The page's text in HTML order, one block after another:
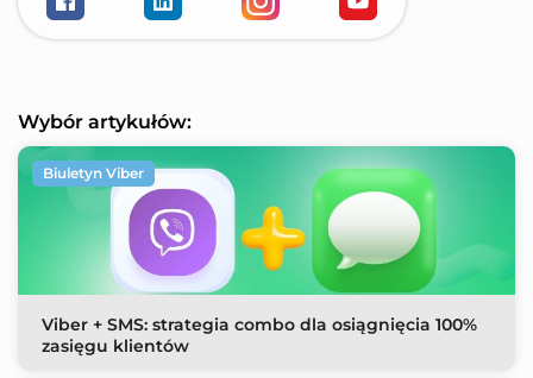
Wybór artykułów:
Viber + SMS: strategia combo dla osiągnięcia 100%
zasięgu klientów
Biuletyn Viber